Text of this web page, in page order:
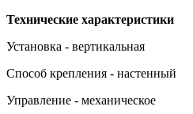
Технические характеристики
Установка - вертикальная
Способ крепления - настенный
Управление - механическое